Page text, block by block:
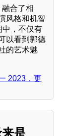
融合了相
风格和机智
中，不仅有
以看到郭德
的艺术魅
2023，更
是